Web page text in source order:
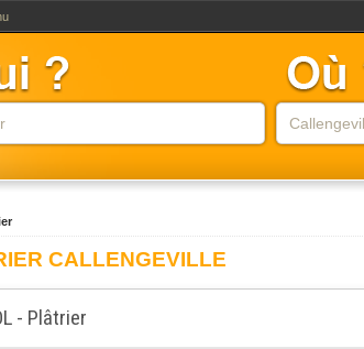
CALLENGEVILLE
- Plâtrier